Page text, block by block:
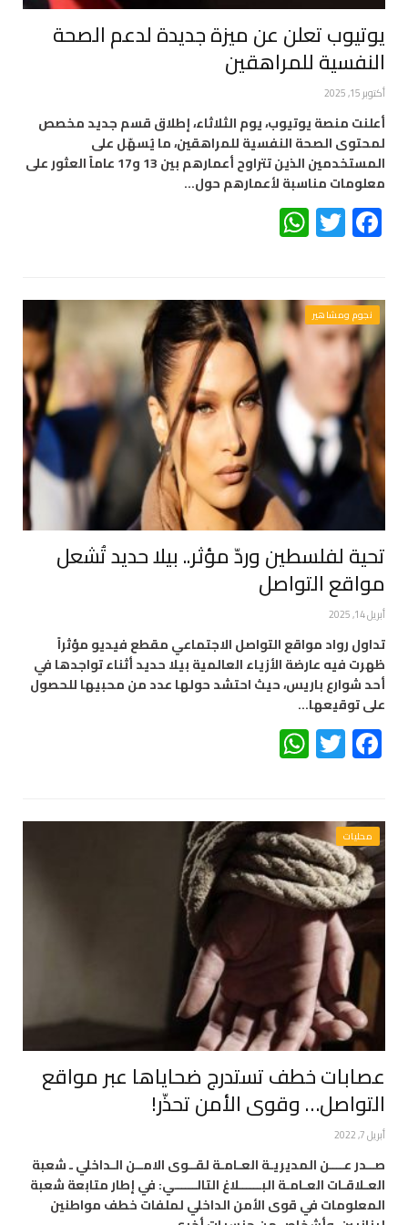
يوتيوب تعلن عن ميزة جديدة لدعم الصحة
النفسية للمراهقين
أكتوبر 15, 2025
أعلنت منصة يوتيوب، يوم الثلاثاء، إطلاق قسم جديد مخصص
لمحتوى الصحة النفسية للمراهقين، ما يُسهّل على
المستخدمين الذين تتراوح أعمارهم بين 13 و17 عاماً العثور على
معلومات مناسبة لأعمارهم حول…
Facebook
Twitter
نجوم ومشاهير
تحية لفلسطين وردّ مؤثر.. بيلا حديد تُشعل
مواقع التواصل
أبريل 14, 2025
تداول رواد مواقع التواصل الاجتماعي مقطع فيديو مؤثراً
ظهرت فيه عارضة الأزياء العالمية بيلا حديد أثناء تواجدها في
أحد شوارع باريس، حيث احتشد حولها عدد من محبيها للحصول
على توقيعها…
Facebook
Twitter
محليات
عصابات خطف تستدرج ضحاياها عبر مواقع
التواصل… وقوى الأمن تحذّر!
أبريل 7, 2022
صــدر عــــن المديريـة العـامـة لقــوى الامــن الـداخلي ـ شعبة
العـلاقـات العـامـة البــــــلاغ التالــــــي: في إطار متابعة شعبة
المعلومات في قوى الأمن الداخلي لملفات خطف مواطنين